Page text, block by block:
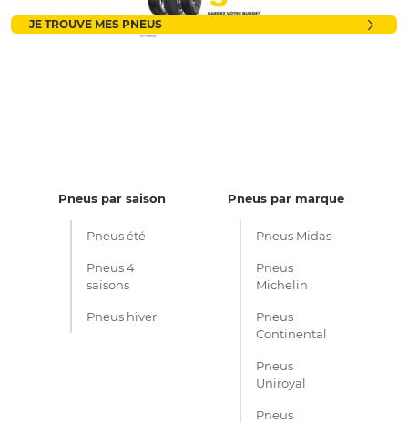
JE TROUVE MES PNEUS
Pneus par saison
Pneus été
Pneus 4
saisons
Pneus hiver
Pneus par marque
Pneus Midas
Pneus
Michelin
Pneus
Continental
Pneus
Uniroyal
Pneus